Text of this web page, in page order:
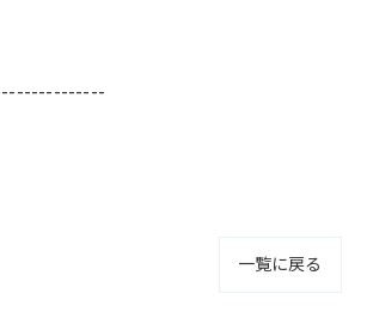
一覧に戻る